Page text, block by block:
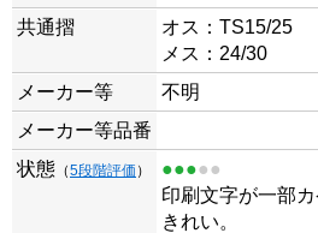
共通摺
オス：TS15/25
メス：24/30
メーカー等
不明
メーカー等品番
状態 （5段階評価 ） ●●●●●
印刷文字が一部
きれい。